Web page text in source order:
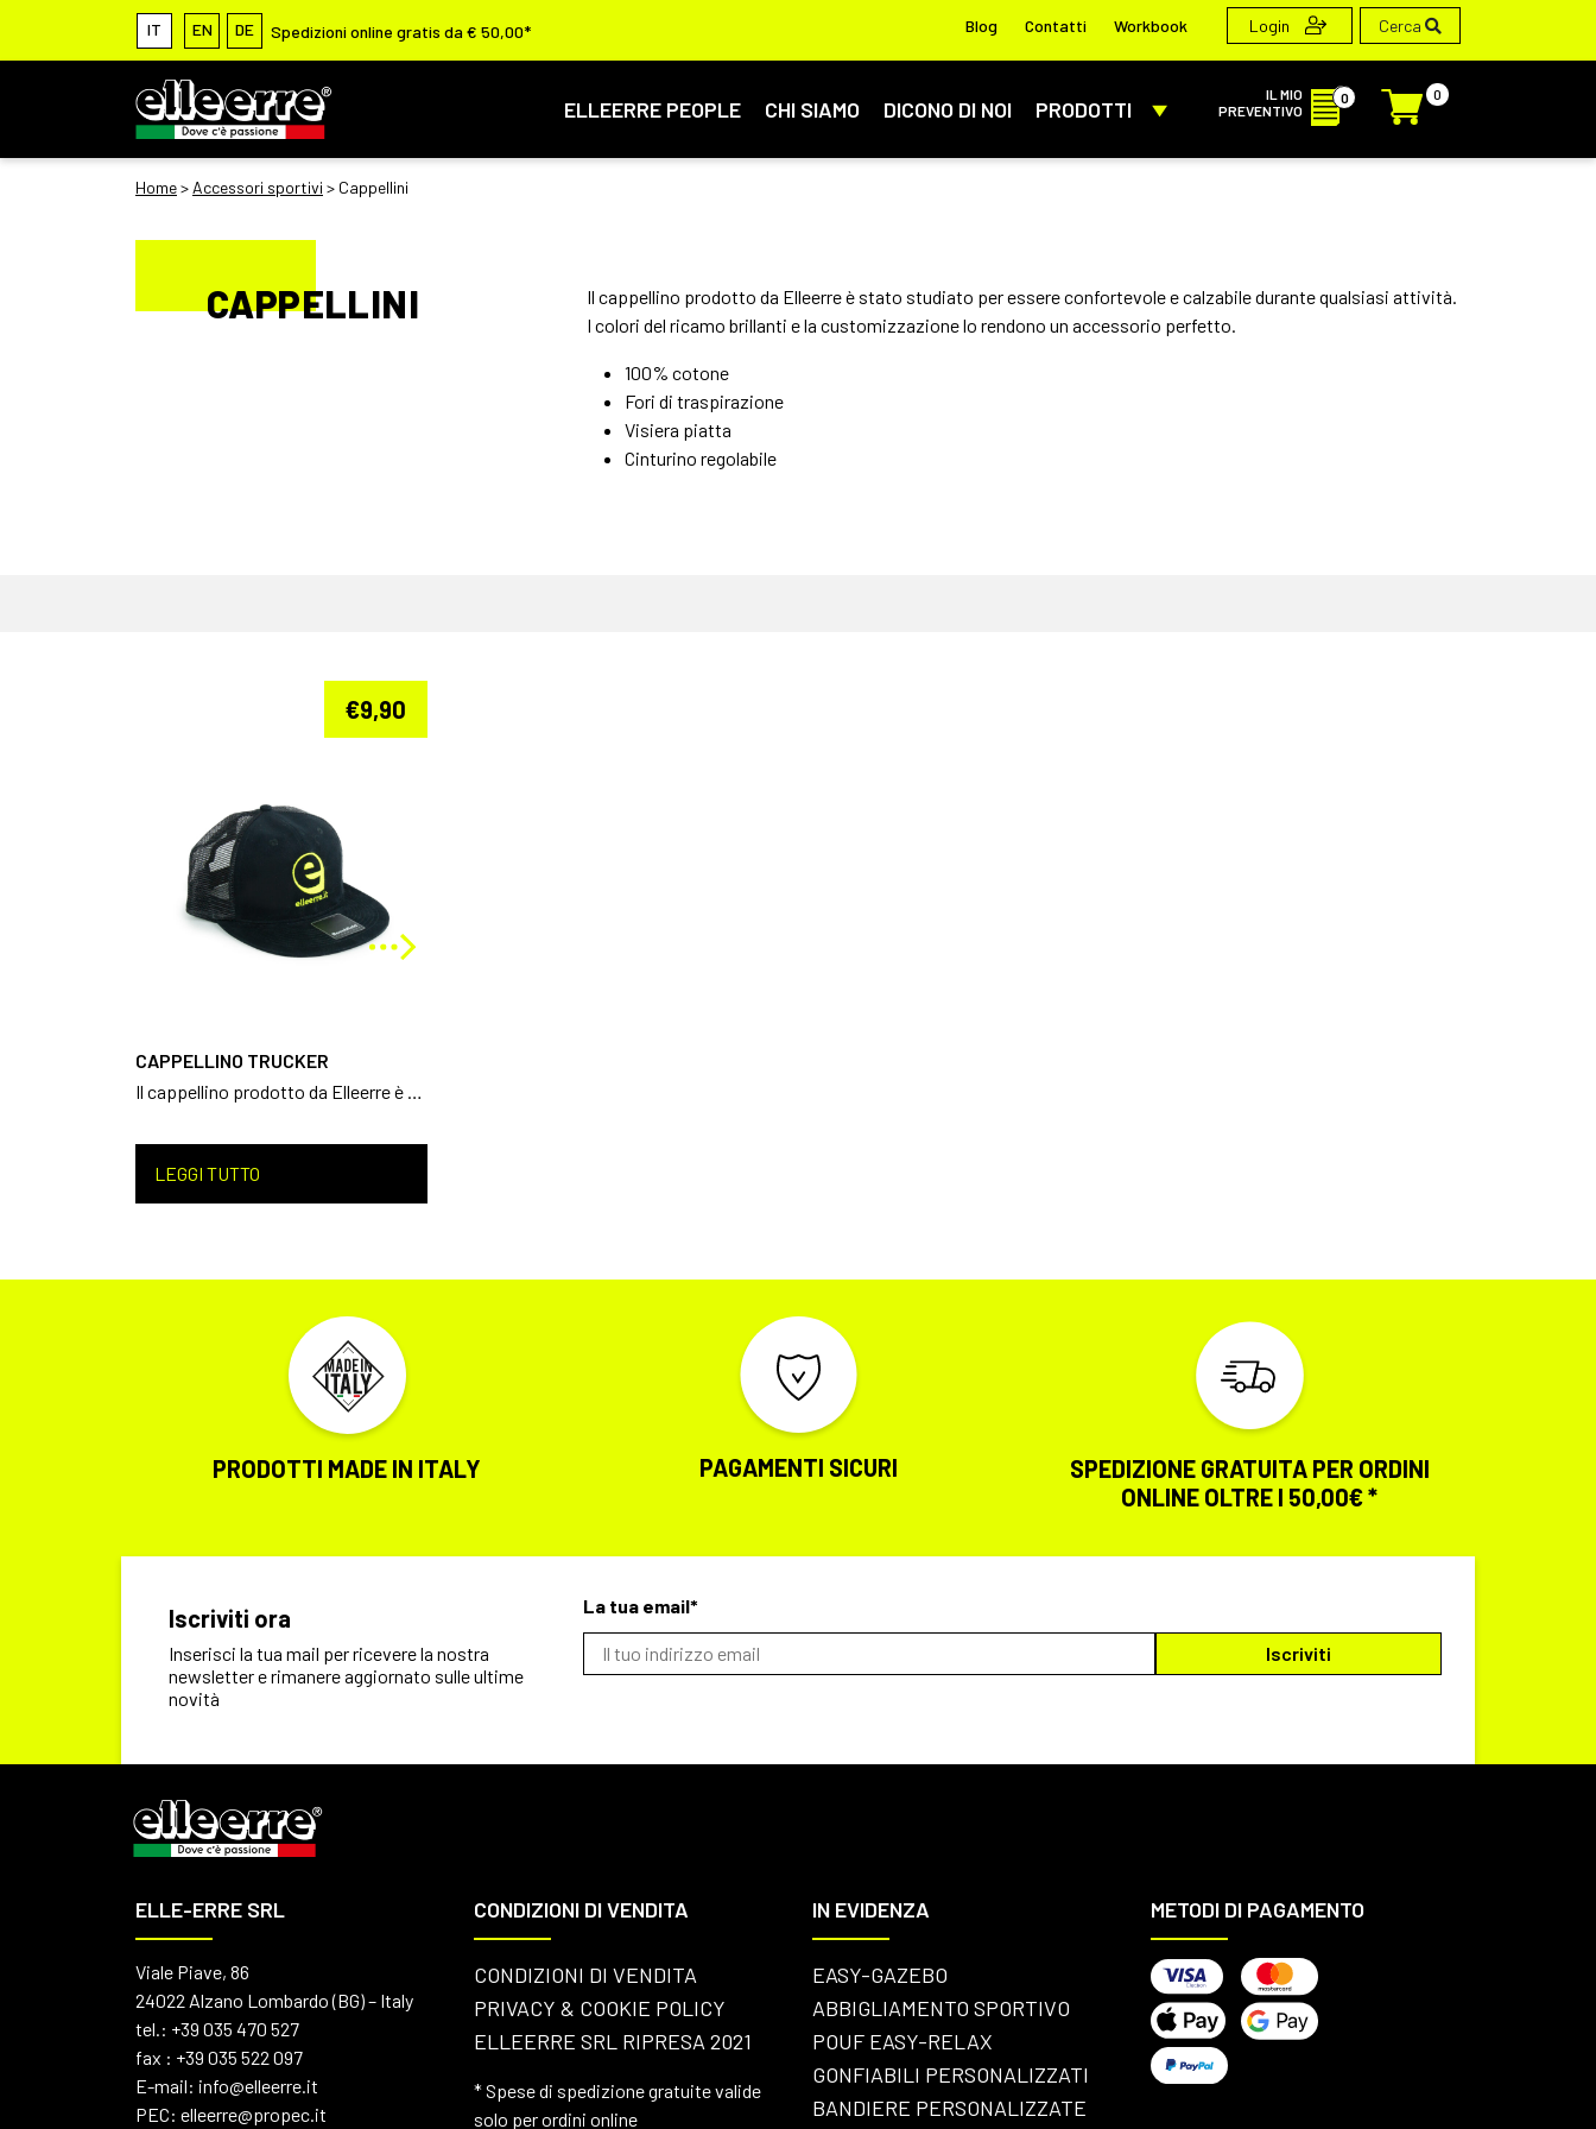
IT EN DE Spedizioni online gratis da € 50,00* Blog Contatti Workbook Login Cerca
ELLEERRE PEOPLE CHI SIAMO DICONO DI NOI PRODOTTI
IL MIO
PREVENTIVO
0 0
Home> Accessori sportivi > Cappellini
CAPPELLINI
Il cappellino prodotto da Elleerre è stato studiato per essere confortevole e calzabile durante qualsiasi attività.
I colori del ricamo brillanti e la customizzazione lo rendono un accessorio perfetto.
100% cotone
Fori di traspirazione
Visiera piatta
Cinturino regolabile
€9,90
CAPPELLINO TRUCKER
LEGGI TUTTO
PRODOTTI MADE IN ITALY PAGAMENTI SICURI
SPEDIZIONE GRATUITA PER ORDINI
ONLINE OLTRE I 50,00€ *
Iscriviti ora
Inserisci la tua mail per ricevere la nostra
newsletter e rimanere aggiornato sulle ultime
novità
La tua email*
ELLE-ERRE SRL
Viale Piave, 86
24022 Alzano Lombardo (BG) – Italy
tel.: +39 035 470 527
fax : +39 035 522 097
E-mail: info@elleerre.it
PEC: elleerre@propec.it
CONDIZIONI DI VENDITA
CONDIZIONI DI VENDITA
PRIVACY & COOKIE POLICY
ELLEERRE SRL RIPRESA 2021
* Spese di spedizione gratuite valide
solo per ordini online
IN EVIDENZA
EASY-GAZEBO
ABBIGLIAMENTO SPORTIVO
POUF EASY-RELAX
GONFIABILI PERSONALIZZATI
BANDIERE PERSONALIZZATE
METODI DI PAGAMENTO